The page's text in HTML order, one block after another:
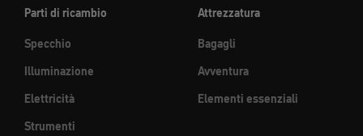
Parti di ricambio
Specchio
Illuminazione
Elettricità
Strumenti
Attrezzatura
Bagagli
Avventura
Elementi essenziali